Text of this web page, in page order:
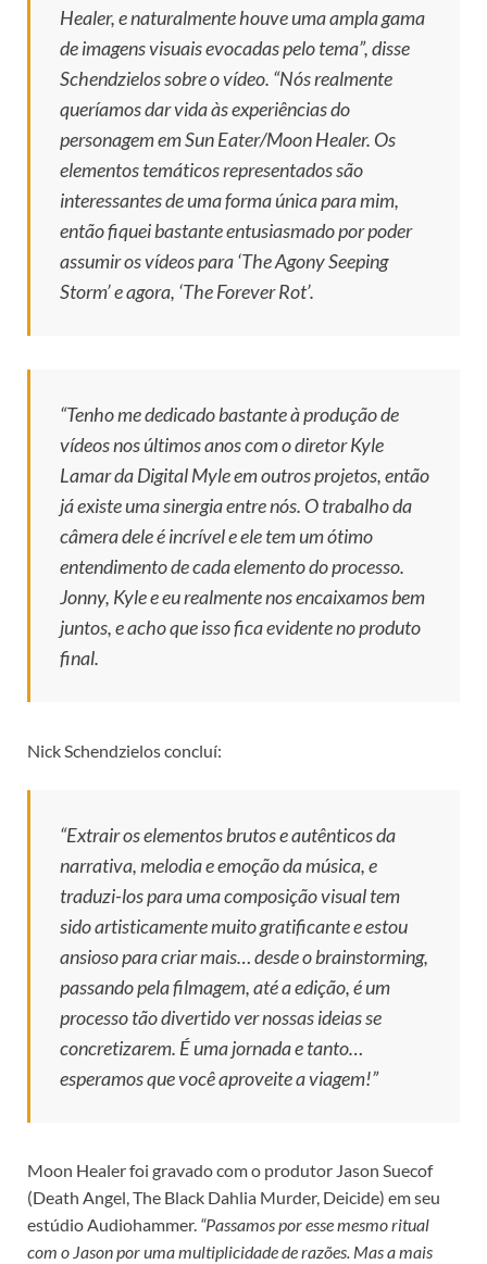
Healer, e naturalmente houve uma ampla gama
de imagens visuais evocadas pelo tema”, disse
Schendzielos sobre o vídeo. “Nós realmente
queríamos dar vida às experiências do
personagem em Sun Eater/Moon Healer. Os
elementos temáticos representados são
interessantes de uma forma única para mim,
então fiquei bastante entusiasmado por poder
assumir os vídeos para ‘The Agony Seeping
Storm’ e agora, ‘The Forever Rot’.
“Tenho me dedicado bastante à produção de
vídeos nos últimos anos com o diretor Kyle
Lamar da Digital Myle em outros projetos, então
já existe uma sinergia entre nós. O trabalho da
câmera dele é incrível e ele tem um ótimo
entendimento de cada elemento do processo.
Jonny, Kyle e eu realmente nos encaixamos bem
juntos, e acho que isso fica evidente no produto
final.
Nick Schendzielos concluí:
“Extrair os elementos brutos e autênticos da
narrativa, melodia e emoção da música, e
traduzi-los para uma composição visual tem
sido artisticamente muito gratificante e estou
ansioso para criar mais… desde o brainstorming,
passando pela filmagem, até a edição, é um
processo tão divertido ver nossas ideias se
concretizarem. É uma jornada e tanto…
esperamos que você aproveite a viagem!”
Moon Healer foi gravado com o produtor Jason Suecof
(Death Angel, The Black Dahlia Murder, Deicide) em seu
estúdio Audiohammer. “Passamos por esse mesmo ritual
com o Jason por uma multiplicidade de razões. Mas a mais